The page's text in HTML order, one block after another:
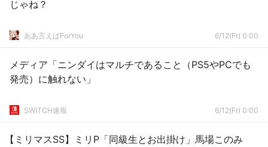
じゃね？
ああ言えばForYou 6/12(Fr) 0:00
メディア「ニンダイはマルチであること（PS5やPCでも
発売）に触れない」
SWITCH速報 6/12(Fr) 0:00
【ミリマスSS】ミリP「同級生とお出掛け」馬場このみ